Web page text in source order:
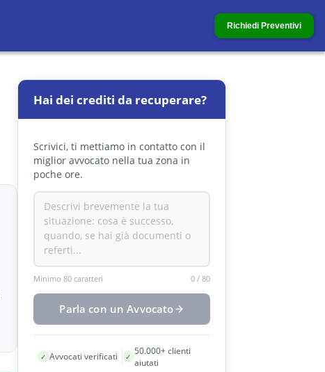
Richiedi Preventivi
Hai dei crediti da recuperare?
Scrivici, ti mettiamo in contatto con il
miglior avvocato nella tua zona in
poche ore.
Minimo 80 caratteri 0 / 80
Parla con un Avvocato
✓ Avvocati verificati ✓ 50.000+ clienti
aiutati